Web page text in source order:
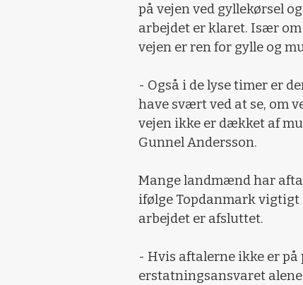
på vejen ved gyllekørsel
arbejdet er klaret. Især
vejen er ren for gylle og
- Også i de lyse timer er
have svært ved at se, om
vejen ikke er dækket af
Gunnel Andersson.
Mange landmænd har
ifølge Topdanmark vigtigt
arbejdet er afsluttet.
- Hvis aftalerne ikke er
erstatningsansvaret